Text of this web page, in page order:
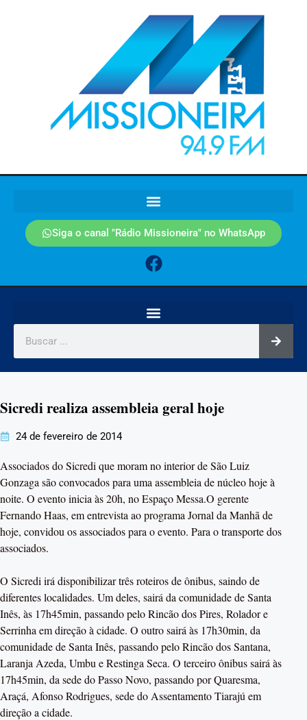
Siga o canal "Rádio Missioneira" no WhatsApp
Sicredi realiza assembleia geral hoje
24 de fevereiro de 2014
Associados do Sicredi que moram no interior de São Luiz
Gonzaga são convocados para uma assembleia de núcleo hoje à
noite. O evento inicia às 20h, no Espaço Messa.O gerente
Fernando Haas, em entrevista ao programa Jornal da Manhã de
hoje, convidou os associados para o evento. Para o transporte dos
associados.
O Sicredi irá disponibilizar três roteiros de ônibus, saindo de
diferentes localidades. Um deles, sairá da comunidade de Santa
Inês, às 17h45min, passando pelo Rincão dos Pires, Rolador e
Serrinha em direção à cidade. O outro sairá às 17h30min, da
comunidade de Santa Inês, passando pelo Rincão dos Santana,
Laranja Azeda, Umbu e Restinga Seca. O terceiro ônibus sairá às
17h45min, da sede do Passo Novo, passando por Quaresma,
Araçá, Afonso Rodrigues, sede do Assentamento Tiarajú em
direção a cidade.